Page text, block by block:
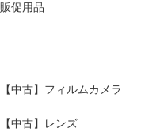
販促用品
【中古】フィルムカメラ
【中古】レンズ